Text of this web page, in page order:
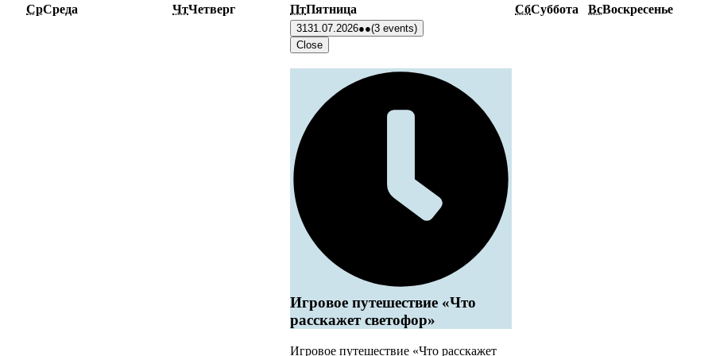
СрСреда ЧтЧетверг ПтПятница СбСуббота ВсВоскресенье
3131.07.2026●●(3 events)
Close
Игровое путешествие «Что
расскажет светофор»
Игровое путешествие «Что расскажет